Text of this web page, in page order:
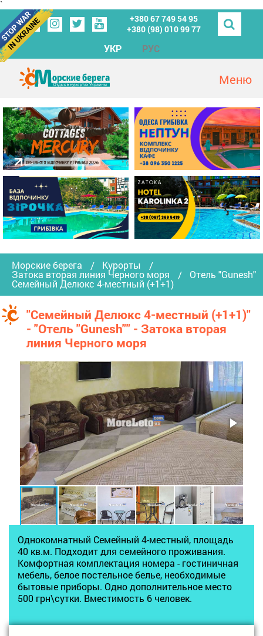
`
+380 67 749 54 95
+380 (98) 010 99 77
УКР РУС
Морские берега Курорты
Затока вторая линия Черного моря Отель "Gunesh"
Семейный Делюкс 4-местный (+1+1)
"Семейный Делюкс 4-местный (+1+1)"
- "Отель "Gunesh"" - Затока вторая
линия Черного моря
Однокомнатный Семейный 4-местный, площадь
40 кв.м. Подходит для семейного проживания.
Комфортная комплектация номера - гостиничная
мебель, белое постельное белье, необходимые
бытовые приборы. Одно дополнительное место
500 грн\сутки. Вместимость 6 человек.